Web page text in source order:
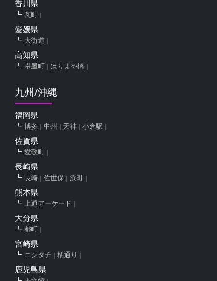
香川県
瓦町
愛媛県
大街道
高知県
帯屋町 はりまや橋
九州/沖縄
福岡県
博多 中州 天神 小倉駅
佐賀県
愛敬町
長崎県
長崎 佐世保 浜町
熊本県
上通アーケード
大分県
都町
宮崎県
ニシタチ 橘通り
鹿児島県